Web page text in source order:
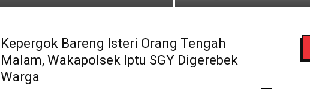
Kepergok Bareng Isteri Orang Tengah
Malam, Wakapolsek Iptu SGY Digerebek
Warga